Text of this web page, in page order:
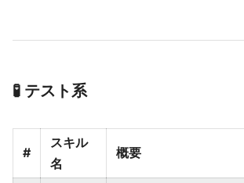
🧪 テスト系
#
スキル
名
概要